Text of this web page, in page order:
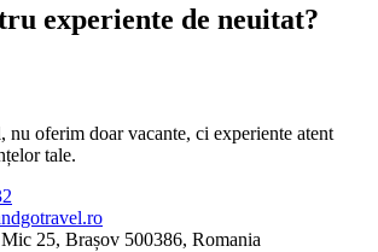
experiente de neuitat?
oferim doar vacante, ci experiente atent
tale.
25, Brașov 500386, Romania